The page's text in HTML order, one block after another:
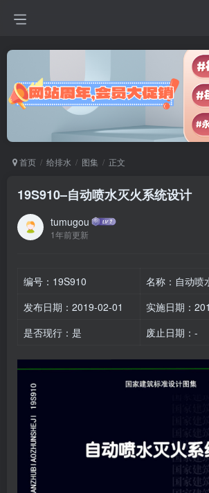
首页 给排水 图集 正文
19S910–自动喷水灭火系统设计
tumugou
1年前更新
编号：19S910
名称：自动喷
发布日期：2019-02-01
实施日期：
是否现行：是
废止日期：-